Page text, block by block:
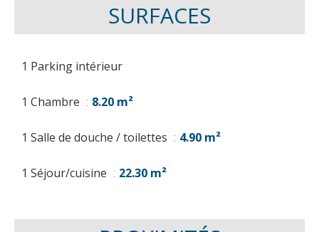
SURFACES
1 Parking intérieur
1 Chambre 8.20 m²
1 Salle de douche / toilettes 4.90 m²
1 Séjour/cuisine 22.30 m²